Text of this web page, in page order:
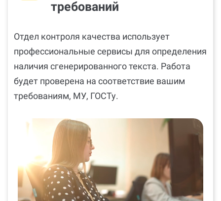
требований
Отдел контроля качества использует
профессиональные сервисы для определения
наличия сгенерированного текста. Работа
будет проверена на соответствие вашим
требованиям, МУ, ГОСТу.